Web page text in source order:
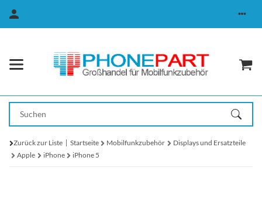
Zurück zur Liste Startseite Mobilfunkzubehör
Displays und Ersatzteile
Apple
iPhone iPhone 5